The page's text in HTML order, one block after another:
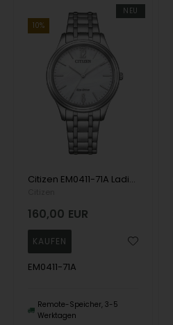
NEU
10%
Citizen EM0411-71A Ladies Watch Eco-Drive Elegance 34mm 5ATM Wristwatch
160,00 EUR
EM0411-71A
Remote-Speicher, 3-5
Werktagen